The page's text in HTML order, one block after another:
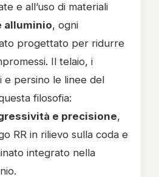
e all’uso di materiali
alluminio, ogni
progettato per ridurre
Il telaio, i
persino le linee del
filosofia:
e precisione,
RR in rilievo sulla coda e
integrato nella